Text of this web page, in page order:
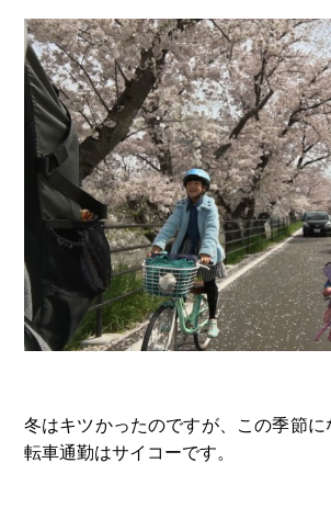
冬はキツかったのですが、この季節に
転車通勤はサイコーです。